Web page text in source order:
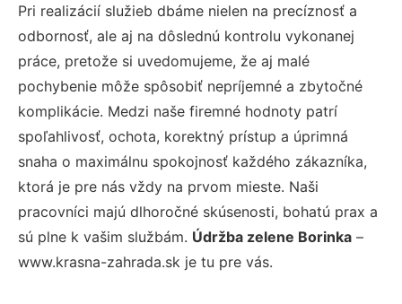
Pri realizácií služieb dbáme nielen na precíznosť a
odbornosť, ale aj na dôslednú kontrolu vykonanej
práce, pretože si uvedomujeme, že aj malé
pochybenie môže spôsobiť nepríjemné a zbytočné
komplikácie. Medzi naše firemné hodnoty patrí
spoľahlivosť, ochota, korektný prístup a úprimná
snaha o maximálnu spokojnosť každého zákazníka,
ktorá je pre nás vždy na prvom mieste. Naši
pracovníci majú dlhoročné skúsenosti, bohatú prax a
sú plne k vašim službám. Údržba zelene Borinka –
www.krasna-zahrada.sk je tu pre vás.